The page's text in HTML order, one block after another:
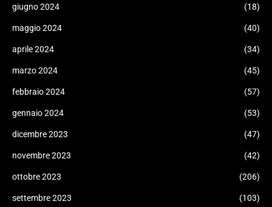
giugno 2024 (18)
maggio 2024 (40)
aprile 2024 (34)
marzo 2024 (45)
febbraio 2024 (57)
gennaio 2024 (53)
dicembre 2023 (47)
novembre 2023 (42)
ottobre 2023 (206)
settembre 2023 (103)